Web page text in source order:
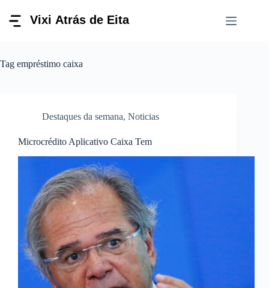
para
Tag empréstimo caixa
Destaques da semana, Noticias
Microcrédito Aplicativo Caixa Tem